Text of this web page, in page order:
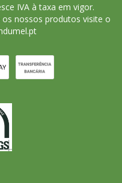
IVA à taxa em vigor.
nossos produtos visite o